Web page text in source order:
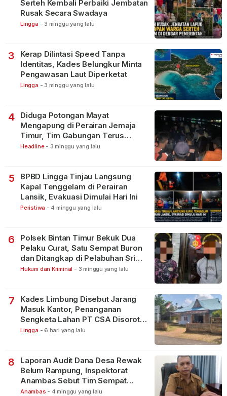
Serteh Kembali Perbaiki Jembatan
Rusak Secara Swadaya
Lingga - 3 minggu yang lalu
3
Kerap Dilintasi Speed Tanpa
Identitas, Kades Belungkur Minta
Pengawasan Laut Diperketat
Lingga - 3 minggu yang lalu
4
Diduga Potongan Mayat
Mengapung di Perairan Jemaja
Timur, Tim Gabungan Terus
Lakukan Pencarian
Headline - 3 minggu yang lalu
5
BPBD Lingga Tinjau Langsung
Kapal Tenggelam di Perairan
Lansik, Evakuasi Dimulai Hari Ini
Peristiwa - 4 minggu yang lalu
6
Polsek Bintan Timur Bekuk Dua
Pelaku Curat, Satu Sempat Buron
dan Ditangkap di Pelabuhan Sri
Bintan Pura
Hukum dan Kriminal - 3 minggu yang lalu
7
Kades Limbung Disebut Jarang
Masuk Kantor, Penanganan
Sengketa Lahan PT CSA Disorot
Warga
Lingga - 6 hari yang lalu
8
Laporan Audit Dana Desa Rewak
Belum Rampung, Inspektorat
Anambas Sebut Tim Sempat
Terbagi Tangani Kasus Lain
Anambas - 4 minggu yang lalu